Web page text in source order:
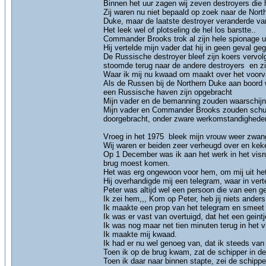
Binnen het uur zagen wij zeven destroyers die
Zij waren nu niet bepaald op zoek naar de
Duke, maar de laatste destroyer veranderde
Het leek wel of plotseling de hel los barstte..
Commander Brooks trok al zijn hele spionage
Hij vertelde mijn vader dat hij in geen geval
De Russische destroyer bleef zijn koers
stoomde terug naar de andere destroyers en
Waar ik mij nu kwaad om maakt over het
Als de Russen bij de Northern Duke aan
een Russische haven zijn opgebracht
Mijn vader en de bemanning zouden
Mijn vader en Commander Brooks zouden
doorgebracht, onder zware
Vroeg in het 1975 bleek mijn vrouw weer
Wij waren er beiden zeer verheugd over en
Op 1 December was ik aan het werk in het
brug moest komen.
Het was erg ongewoon voor hem, om mij uit
Hij overhandigde mij een telegram, waar in
Peter was altijd wel een persoon die van een
Ik zei hem,,, Kom op Peter, heb jij niets
Ik maakte een prop van het telegram en
Ik was er vast van overtuigd, dat het een
Ik was nog maar net tien minuten terug in het
Ik maakte mij kwaad.
Ik had er nu wel genoeg van, dat ik steeds
Toen ik op de brug kwam, zat de schipper in
Toen ik daar naar binnen stapte, zei de